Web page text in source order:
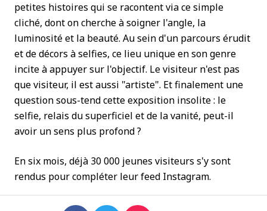
petites histoires qui se racontent via ce simple
cliché, dont on cherche à soigner l'angle, la
luminosité et la beauté. Au sein d'un parcours érudit
et de décors à selfies, ce lieu unique en son genre
incite à appuyer sur l'objectif. Le visiteur n'est pas
que visiteur, il est aussi "artiste". Et finalement une
question sous-tend cette exposition insolite : le
selfie, relais du superficiel et de la vanité, peut-il
avoir un sens plus profond ?
En six mois, déjà 30 000 jeunes visiteurs s'y sont
rendus pour compléter leur feed Instagram.